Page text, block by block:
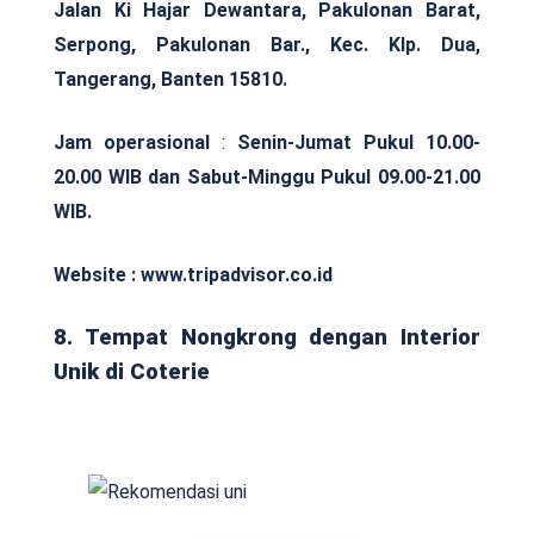
Jalan Ki Hajar Dewantara, Pakulonan Barat,
Serpong, Pakulonan Bar., Kec. Klp. Dua,
Tangerang, Banten 15810.
Jam operasional : Senin-Jumat Pukul 10.00-
20.00 WIB dan Sabut-Minggu Pukul 09.00-21.00
WIB.
Website : www.tripadvisor.co.id
8. Tempat Nongkrong dengan Interior
Unik di Coterie